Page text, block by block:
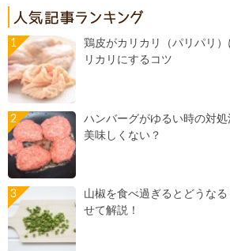
鶏皮がカリカリ（パリパリ
リカリにするコツ
ハンバーグがゆるい時の対
美味しくない？
山椒を食べ過ぎるとどうな
せて解説！